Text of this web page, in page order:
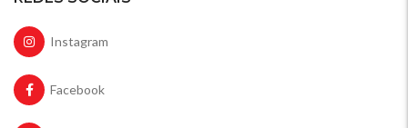
Instagram
Facebook